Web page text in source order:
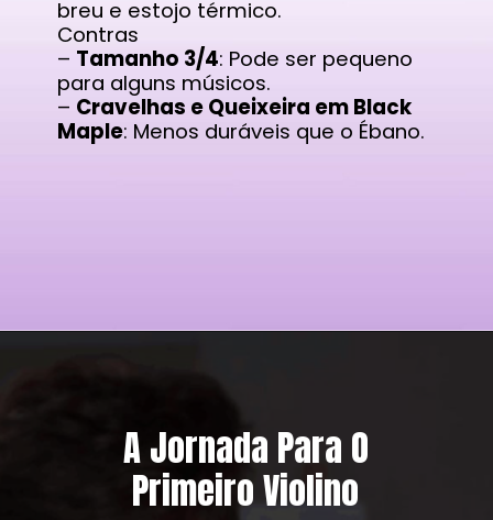
breu e estojo térmico.
Contras
– Tamanho 3/4: Pode ser pequeno
para alguns músicos.
– Cravelhas e Queixeira em Black
Maple: Menos duráveis que o Ébano.
A Jornada Para O
Primeiro Violino